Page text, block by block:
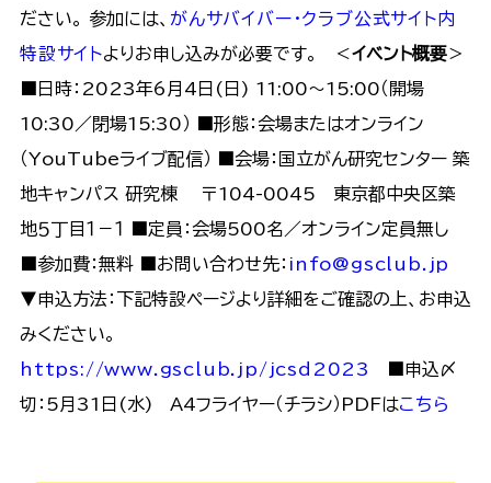
ださい。 参加には、 がんサバイバー・クラブ公式サイト内
特設サイトよりお申し込みが必要です。 ＜イベント概要＞
■日時：2023年6月4日(日) 11:00～15:00（開場
10:30／閉場15:30） ■形態：会場またはオンライン
（YouTubeライブ配信） ■会場：国立がん研究センター 築
地キャンパス 研究棟 〒104-0045 東京都中央区築
地５丁目１－１ ■定員：会場500名／オンライン定員無し
■参加費：無料 ■お問い合わせ先： info@gsclub.jp
▼申込方法：下記特設ページより詳細をご確認の上、お申込
みください。
https://www.gsclub.jp/jcsd2023
■申込〆
切：5月31日(水) A4フライヤー（チラシ）PDFはこちら